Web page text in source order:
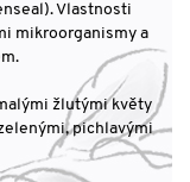
Vlastnosti
mikroorganismy a
žlutými květy
pichlavými